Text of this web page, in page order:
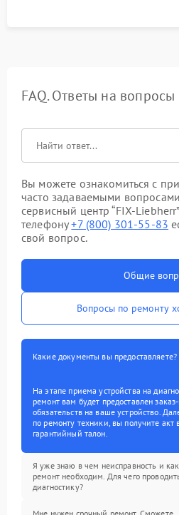
FAQ. Ответы на вопросы
Вы можете ознакомиться с
часто задаваемыми
сервисный центр “FIX-
телефону+7 (800) 301-55-83
свой вопрос.
Общие
Вопросы по ремонту
Какие документы вы предоставляете?
На этапе приема устройства на
ремонт вам будет предоставлен
обязательств на ваше устройство.
по ремонту техники, вы получите акт
гарантийный талон.
Я уже знаю в чем неисправность и
ремонт необходим. Для чего
диагностику?